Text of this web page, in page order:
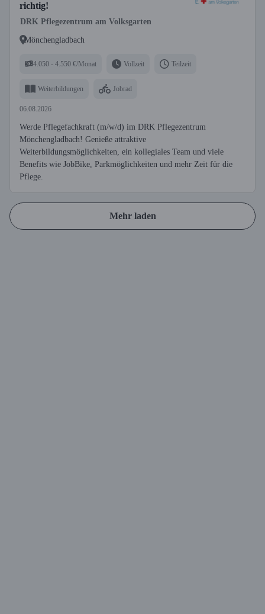
richtig!
DRK Pflegezentrum am Volksgarten
Mönchengladbach
4.050 - 4.550 €/Monat Vollzeit Teilzeit
Weiterbildungen Jobrad
06.08.2026
Werde Pflegefachkraft (m/w/d) im DRK Pflegezentrum
Mönchengladbach! Genieße attraktive
Weiterbildungsmöglichkeiten, ein kollegiales Team und viele
Benefits wie JobBike, Parkmöglichkeiten und mehr Zeit für die
Pflege.
Mehr laden